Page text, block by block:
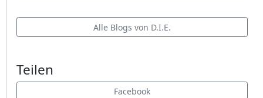
Alle Blogs von D.I.E.
Teilen
Facebook